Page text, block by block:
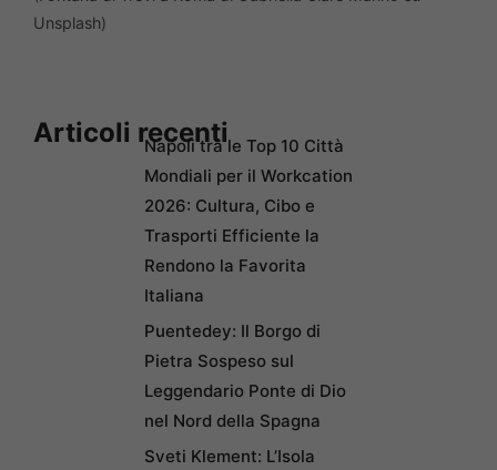
Unsplash)
Articoli recentiNapoli tra le Top 10 Città
Mondiali per il Workcation
2026: Cultura, Cibo e
Trasporti Efficiente la
Rendono la Favorita
Italiana
Puentedey: Il Borgo di
Pietra Sospeso sul
Leggendario Ponte di Dio
nel Nord della Spagna
Sveti Klement: L’Isola